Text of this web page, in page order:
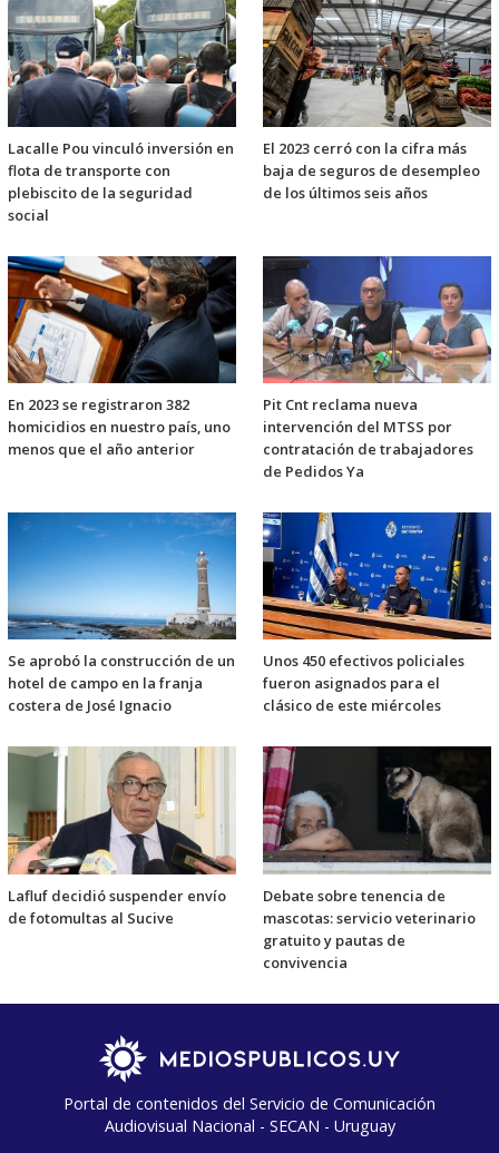
Lacalle Pou vinculó inversión en
flota de transporte con
plebiscito de la seguridad
social
El 2023 cerró con la cifra más
baja de seguros de desempleo
de los últimos seis años
En 2023 se registraron 382
homicidios en nuestro país, uno
menos que el año anterior
Pit Cnt reclama nueva
intervención del MTSS por
contratación de trabajadores
de Pedidos Ya
Se aprobó la construcción de un
hotel de campo en la franja
costera de José Ignacio
Unos 450 efectivos policiales
fueron asignados para el
clásico de este miércoles
Lafluf decidió suspender envío
de fotomultas al Sucive
Debate sobre tenencia de
mascotas: servicio veterinario
gratuito y pautas de
convivencia
Portal de contenidos del Servicio de Comunicación
Audiovisual Nacional - SECAN - Uruguay